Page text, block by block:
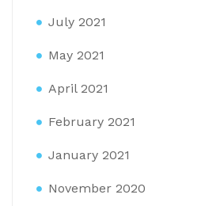
July 2021
May 2021
April 2021
February 2021
January 2021
November 2020